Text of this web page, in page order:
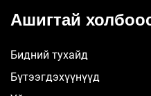
Ашигтай
Бидний тухайд
Бүтээгдэхүүнүүд